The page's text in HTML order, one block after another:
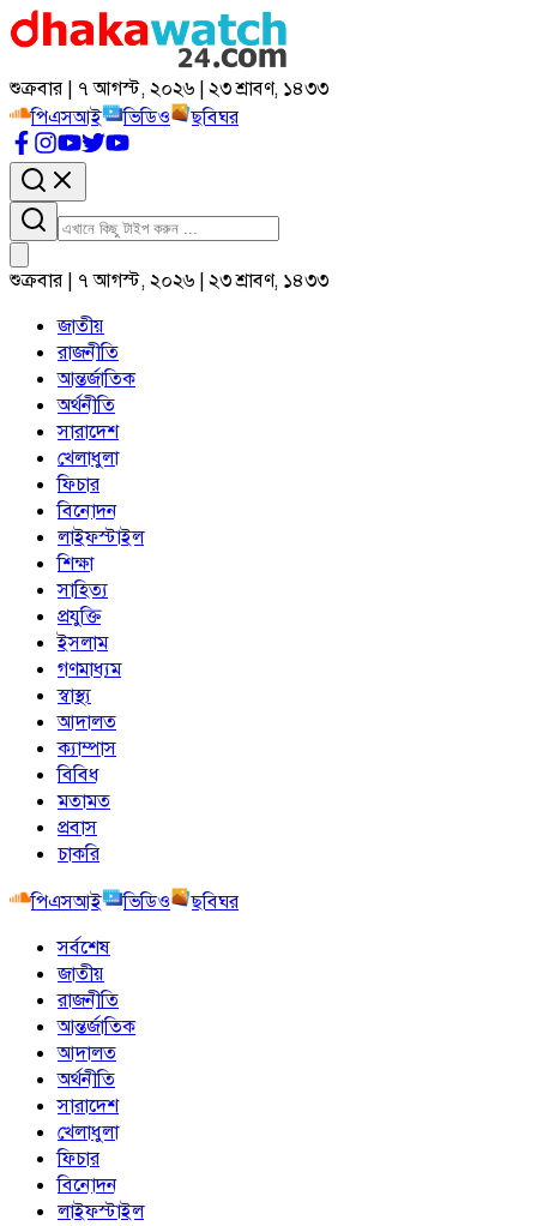
শুক্রবার | ৭ আগস্ট, ২০২৬ | ২৩ শ্রাবণ, ১৪৩৩
পিএসআই
ভিডিও ছবিঘর
শুক্রবার | ৭ আগস্ট, ২০২৬ | ২৩ শ্রাবণ, ১৪৩৩
জাতীয়
রাজনীতি
আন্তর্জাতিক
অর্থনীতি
সারাদেশ
খেলাধুলা
ফিচার
বিনোদন
লাইফস্টাইল
শিক্ষা
সাহিত্য
প্রযুক্তি
ইসলাম
গণমাধ্যম
স্বাস্থ্য
আদালত
ক্যাম্পাস
বিবিধ
মতামত
প্রবাস
চাকরি
পিএসআই
ভিডিও
ছবিঘর
সর্বশেষ
জাতীয়
রাজনীতি
আন্তর্জাতিক
আদালত
অর্থনীতি
সারাদেশ
খেলাধুলা
ফিচার
বিনোদন
লাইফস্টাইল